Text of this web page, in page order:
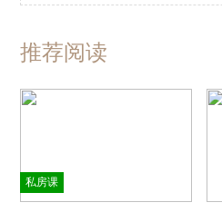
推荐阅读
私房课